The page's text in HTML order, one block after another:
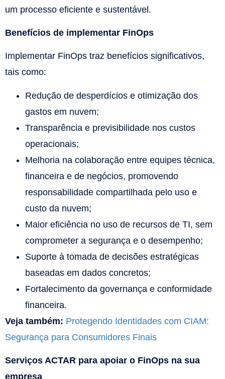
um processo eficiente e sustentável.
Benefícios de implementar FinOps
Implementar FinOps traz benefícios significativos,
tais como:
Redução de desperdícios e otimização dos
gastos em nuvem;
Transparência e previsibilidade nos custos
operacionais;
Melhoria na colaboração entre equipes técnica,
financeira e de negócios, promovendo
responsabilidade compartilhada pelo uso e
custo da nuvem;
Maior eficiência no uso de recursos de TI, sem
comprometer a segurança e o desempenho;
Suporte à tomada de decisões estratégicas
baseadas em dados concretos;
Fortalecimento da governança e conformidade
financeira.
Veja também: Protegendo Identidades com CIAM:
Segurança para Consumidores Finais
Serviços ACTAR para apoiar o FinOps na sua
empresa